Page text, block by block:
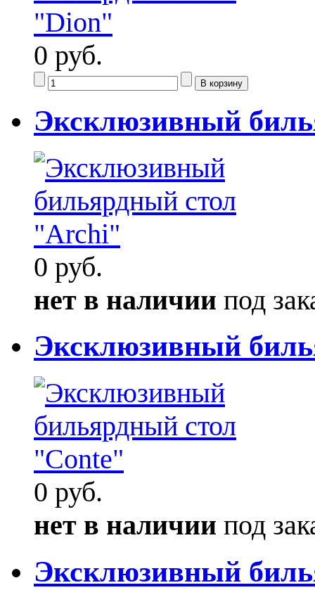
0 руб.
Эксклюзивный
0 руб.
нет в наличии под
Эксклюзивный
0 руб.
нет в наличии под
Эксклюзивный